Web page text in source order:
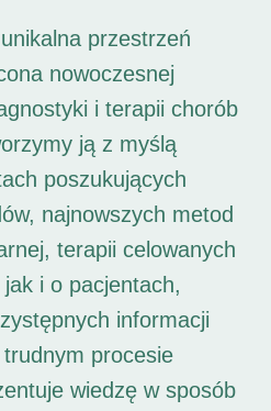
przestrzeń
nowoczesnej
i terapii chorób
ją z myślą
poszukujących
najnowszych metod
terapii celowanych
i o pacjentach,
informacji
procesie
wiedzę w sposób